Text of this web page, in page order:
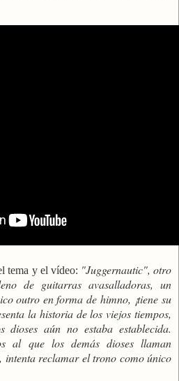
tema y el vídeo: "Juggernautic", otro
de guitarras avasalladoras, un
outro en forma de himno, ¡tiene su
la historia de los viejos tiempos,
aún no estaba establecida.
al que los demás dioses llaman
reclamar el trono como único